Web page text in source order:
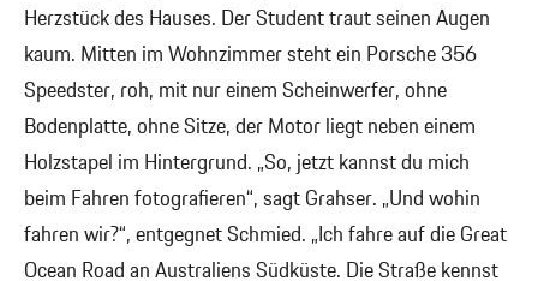
Herzstück des Hauses. Der Student traut seinen Augen
kaum. Mitten im Wohnzimmer steht ein Porsche 356
Speedster, roh, mit nur einem Scheinwerfer, ohne
Bodenplatte, ohne Sitze, der Motor liegt neben einem
Holzstapel im Hintergrund. „So, jetzt kannst du mich
beim Fahren fotografieren“, sagt Grahser. „Und wohin
fahren wir?“, entgegnet Schmied. „Ich fahre auf die Great
Ocean Road an Australiens Südküste. Die Straße kennst